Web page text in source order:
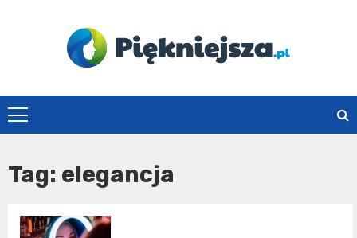
piekniejsza.pl
Tag: elegancja